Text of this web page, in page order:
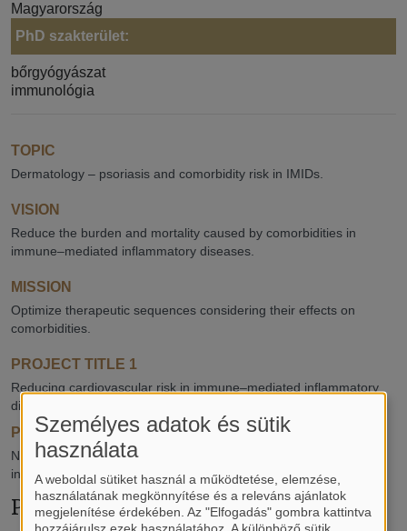
Magyarország
PhD szakterület:
bőrgyógyászat
immunológia
TOPIC
Dermatology – psoriasis and comorbidity risk in IMIDs.
VISION
Reduce the burden and mortality caused by comorbidities in
immune–mediated inflammatory diseases.
MISSION
Optimize therapeutic sequences considering their effects on
comorbidities.
PROJECT TITLE 1
Reducing cardiovascular risk in immune–mediated inflammatory
diseases: TNF inhibitors compared to conventional therapies.
PROJECT TITLE 2
No increased risk of heart failure with tumour necrosis factor
inhibitors: large–scale meta–analysis in IMIDs.
Publications
Személyes adatok és sütik
használata
A weboldal sütiket használ a működtetése, elemzése,
használatának megkönnyítése és a releváns ajánlatok
megjelenítése érdekében. Az "Elfogadás" gombra kattintva